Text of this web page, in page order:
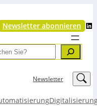
Newsletter abonnieren LinkedIn
Newsletter LinkedIn